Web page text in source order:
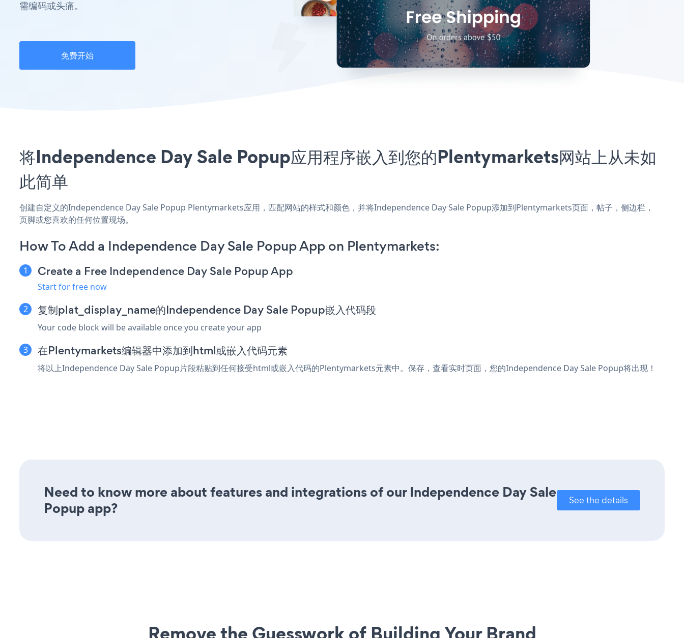
需编码或头痛。
免费开始
将Independence Day Sale Popup应用程序嵌入到您的Plentymarkets网站上从未如
此简单
创建自定义的Independence Day Sale Popup Plentymarkets应用，匹配网站的样式和颜色，并将Independence Day Sale Popup添加到Plentymarkets页面，帖子，侧边栏，
页脚或您喜欢的任何位置现场。
How To Add a Independence Day Sale Popup App on Plentymarkets:
Create a Free Independence Day Sale Popup App
Start for free now
复制plat_display_name的Independence Day Sale Popup嵌入代码段
Your code block will be available once you create your app
在Plentymarkets编辑器中添加到html或嵌入代码元素
将以上Independence Day Sale Popup片段粘贴到任何接受html或嵌入代码的Plentymarkets元素中。保存，查看实时页面，您的Independence Day Sale Popup将出现！
Need to know more about features and integrations of our Independence Day Sale
Popup app?
See the details